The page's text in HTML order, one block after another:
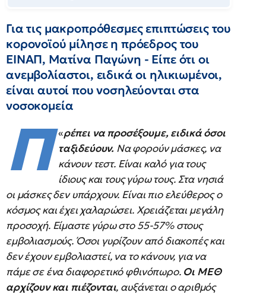
Για τις μακροπρόθεσμες επιπτώσεις του
κορονοϊού μίλησε η πρόεδρος του
ΕΙΝΑΠ, Ματίνα Παγώνη - Είπε ότι οι
ανεμβολίαστοι, ειδικά οι ηλικιωμένοι,
είναι αυτοί που νοσηλεύονται στα
νοσοκομεία
«
Π
ρέπει να προσέξουμε, ειδικά όσοι
ταξιδεύουν. Να φορούν μάσκες, να
κάνουν τεστ. Είναι καλό για τους
ίδιους και τους γύρω τους. Στα νησιά
οι μάσκες δεν υπάρχουν. Είναι πιο ελεύθερος ο
κόσμος και έχει χαλαρώσει. Χρειάζεται μεγάλη
προσοχή. Είμαστε γύρω στο 55-57% στους
εμβολιασμούς. Όσοι γυρίζουν από διακοπές και
δεν έχουν εμβολιαστεί, να το κάνουν, για να
πάμε σε ένα διαφορετικό φθινόπωρο. Οι ΜΕΘ
αρχίζουν και πιέζονται, αυξάνεται ο αριθμός